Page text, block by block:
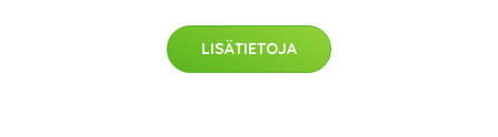
LISÄTIETOJA